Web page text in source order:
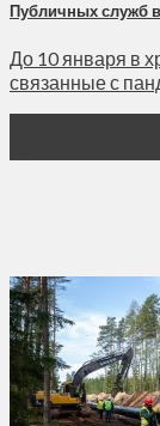
Публичных служб
До 10 января в
связанные с